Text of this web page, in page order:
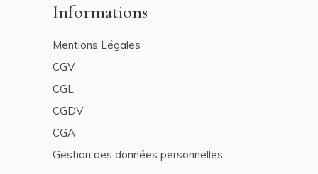
Informations
Mentions Légales
CGV
CGL
CGDV
CGA
Gestion des données personnelles